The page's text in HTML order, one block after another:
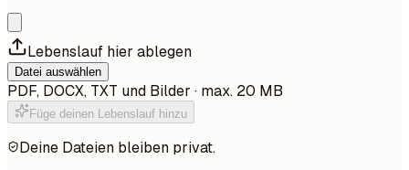
Lebenslauf hier ablegen
Datei auswählen
PDF, DOCX, TXT und Bilder · max. 20 MB
Füge deinen Lebenslauf hinzu
Deine Dateien bleiben privat.